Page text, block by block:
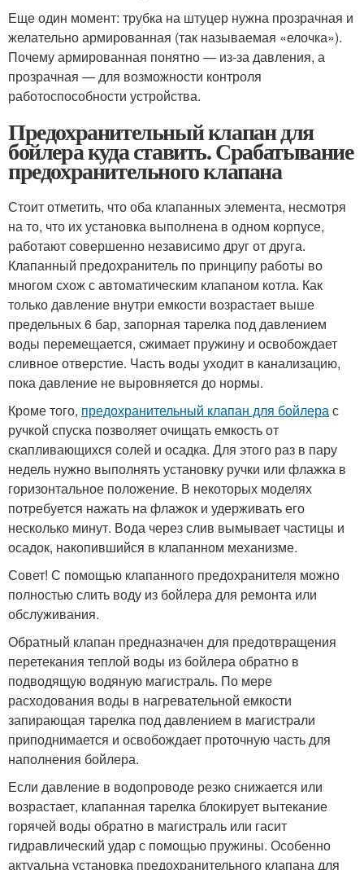
Еще один момент: трубка на штуцер нужна прозрачная и
желательно армированная (так называемая «елочка»).
Почему армированная понятно — из-за давления, а
прозрачная — для возможности контроля
работоспособности устройства.
Предохранительный клапан для
бойлера куда ставить. Срабатывание
предохранительного клапана
Стоит отметить, что оба клапанных элемента, несмотря
на то, что их установка выполнена в одном корпусе,
работают совершенно независимо друг от друга.
Клапанный предохранитель по принципу работы во
многом схож с автоматическим клапаном котла. Как
только давление внутри емкости возрастает выше
предельных 6 бар, запорная тарелка под давлением
воды перемещается, сжимает пружину и освобождает
сливное отверстие. Часть воды уходит в канализацию,
пока давление не выровняется до нормы.
Кроме того, предохранительный клапан для бойлера с
ручкой спуска позволяет очищать емкость от
скапливающихся солей и осадка. Для этого раз в пару
недель нужно выполнять установку ручки или флажка в
горизонтальное положение. В некоторых моделях
потребуется нажать на флажок и удерживать его
несколько минут. Вода через слив вымывает частицы и
осадок, накопившийся в клапанном механизме.
Совет! С помощью клапанного предохранителя можно
полностью слить воду из бойлера для ремонта или
обслуживания.
Обратный клапан предназначен для предотвращения
перетекания теплой воды из бойлера обратно в
подводящую водяную магистраль. По мере
расходования воды в нагревательной емкости
запирающая тарелка под давлением в магистрали
приподнимается и освобождает проточную часть для
наполнения бойлера.
Если давление в водопроводе резко снижается или
возрастает, клапанная тарелка блокирует вытекание
горячей воды обратно в магистраль или гасит
гидравлический удар с помощью пружины. Особенно
актуальна установка предохранительного клапана для